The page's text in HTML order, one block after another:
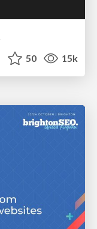
50 15k